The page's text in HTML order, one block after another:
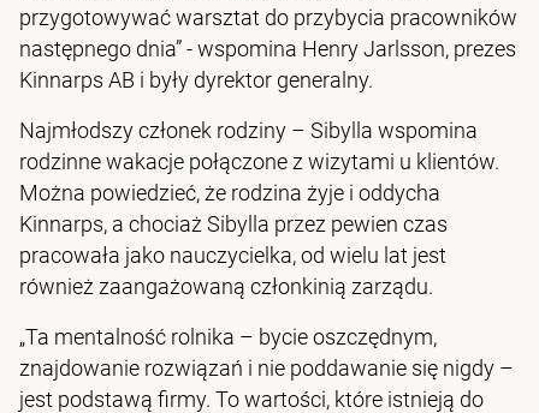
przygotowywać warsztat do przybycia pracowników
następnego dnia” - wspomina Henry Jarlsson, prezes
Kinnarps AB i były dyrektor generalny.
Najmłodszy członek rodziny – Sibylla wspomina
rodzinne wakacje połączone z wizytami u klientów.
Można powiedzieć, że rodzina żyje i oddycha
Kinnarps, a chociaż Sibylla przez pewien czas
pracowała jako nauczycielka, od wielu lat jest
również zaangażowaną członkinią zarządu.
„Ta mentalność rolnika – bycie oszczędnym,
znajdowanie rozwiązań i nie poddawanie się nigdy –
jest podstawą firmy. To wartości, które istnieją do